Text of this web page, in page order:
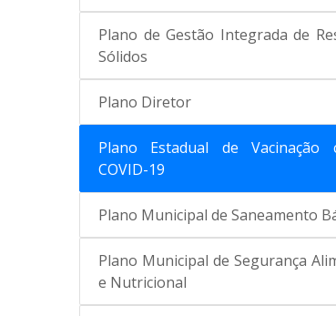
Plano de Gestão Integrada de
Sólidos
Plano Diretor
Plano Estadual de Vacinação
COVID-19
Plano Municipal de Saneamento
Plano Municipal de Segurança
e Nutricional